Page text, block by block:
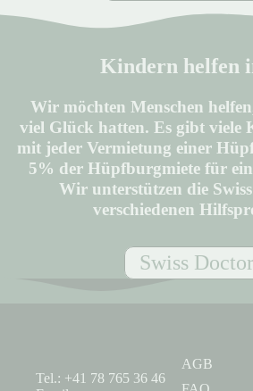
Kindern helfen
Wir möchten Menschen
viel Glück hatten. Es gibt viele
mit jeder Vermietung einer
5% der Hüpfburgmiete für
Wir unterstützen die
verschiedenen
Swiss
Tel.: +41 78 765 36 46
AGB